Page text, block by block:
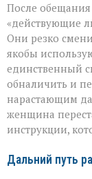
После
«действующие
Они резко
якобы
единственный
обналичить и
нарастающим
женщина
инструкции,
Дальний путь